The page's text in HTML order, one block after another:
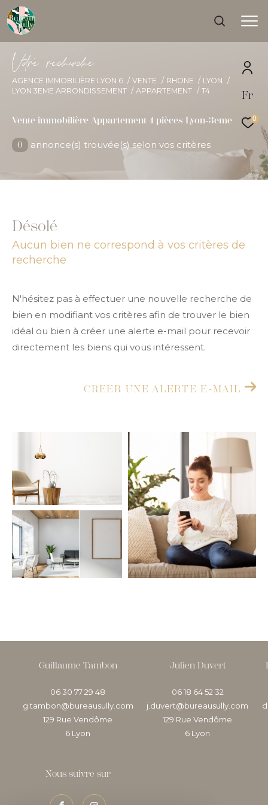
Fr
0
Vore recece
AGENCE IMMOBILIÈRE LYON 6 VENTE RHONE
LYON
LYON 3EME ARRONDISSEMENT
APPARTEMENT T4
Vente immobilière Appartement 4 pièces Lyon-3eme
0 annonce(s) trouvée(s) selon vos critères
Désolé
Aucun bien ne correspond à vos critères de
recherche
N'hésitez pas à effectuer une nouvelle recherche de
bien en modifiant vos critères afin de trouver le bien
idéal ou bien à créer une alerte e-mail pour recevoir
directement les biens qui vous intéressent.
CREER UNE ALERTE E-MAIL
Guillaume Tambon
06 30 77 29 48
g.tambon@bureausully.com
129 Rue Vendôme
6
lyon
Nous suivre sur
Julien Duvert
06 18 64 52 32
j.duvert@bureausully.com
129 Rue Vendôme
6
lyon
Effectuer une recherche
et trouver le bien qui correspond à vos critères
Type
d'offre
Ville
Surface
Surface
AFFINER LES CRITÈRES
TERRASSE PARKING PISCINE
FILTRER PAR
COUPS DE COEUR EXCLUSIVITÉS
RECHERCHER